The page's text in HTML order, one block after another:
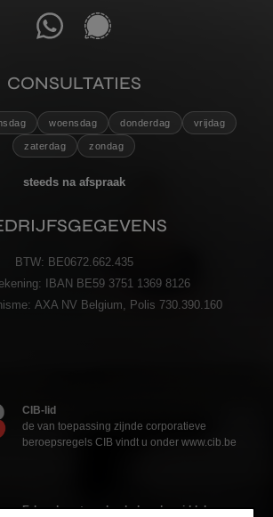
CONSULTATIES
woensdag donderdag vrijdag
zaterdag zondag
steeds na afspraak
BTW: BE0672.662.435
IBAN BE59 3751 1369 8126
AXA NV Belgium, Polis 730.390.160
CIB-lid
de van toepassing zijnde corporatieve
beroepsregels CIB vindt u onder www.cib.be
Erkend vastgoedmakelaar-bemiddelaar